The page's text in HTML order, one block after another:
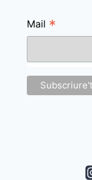
Mail *